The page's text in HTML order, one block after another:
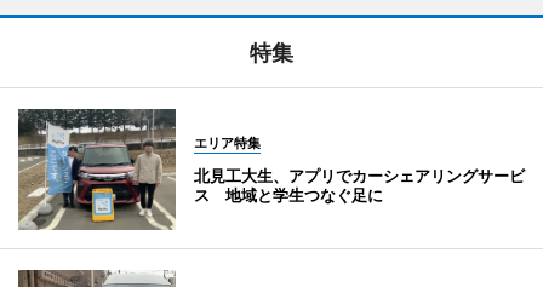
特集
エリア特集
北見工大生、アプリでカーシェアリングサービ
ス 地域と学生つなぐ足に